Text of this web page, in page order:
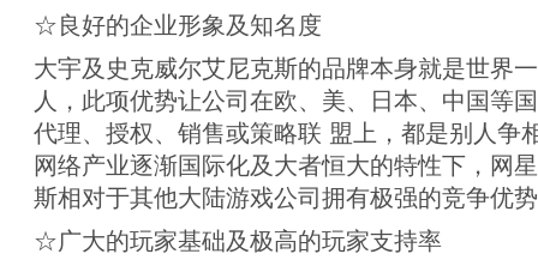
☆良好的企业形象及知名度
大宇及史克威尔艾尼克斯的品牌本身就是世界
人，此项优势让公司在欧、美、日本、中国等
代理、授权、销售或策略联 盟上，都是别人争
网络产业逐渐国际化及大者恒大的特性下，网
斯相对于其他大陆游戏公司拥有极强的竞争优
☆广大的玩家基础及极高的玩家支持率